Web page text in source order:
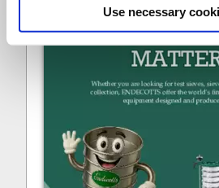
Use necessary